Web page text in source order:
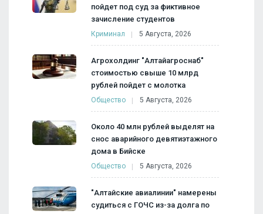
пойдет под суд за фиктивное
зачисление студентов
Криминал 5 Августа, 2026
Агрохолдинг "Алтайагроснаб"
стоимостью свыше 10 млрд
рублей пойдет с молотка
Общество 5 Августа, 2026
Около 40 млн рублей выделят на
снос аварийного девятиэтажного
дома в Бийске
Общество 5 Августа, 2026
"Алтайские авиалинии" намерены
судиться с ГОЧС из-за долга по